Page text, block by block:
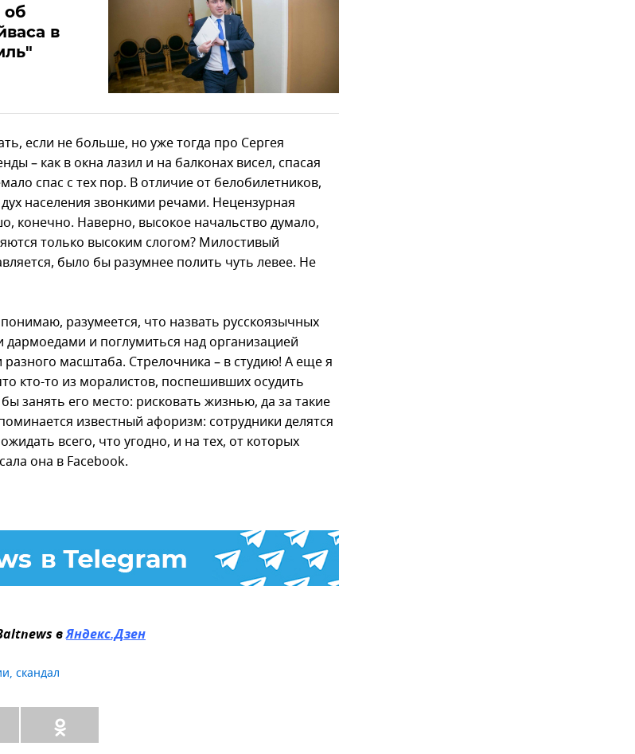
об
в
если не больше, но уже тогда про Сергея
– как в окна лазил и на балконах висел, спасая
спас с тех пор. В отличие от белобилетников,
населения звонкими речами. Нецензурная
конечно. Наверно, высокое начальство думало,
только высоким слогом? Милостивый
было бы разумнее полить чуть левее. Не
разумеется, что назвать русскоязычных
дармоедами и поглумиться над организацией
масштаба. Стрелочника – в студию! А еще я
кто-то из моралистов, поспешивших осудить
занять его место: рисковать жизнью, да за такие
известный афоризм: сотрудники делятся
всего, что угодно, и на тех, от которых
она в Facebook.
вЯндекс.Дзен
, скандал